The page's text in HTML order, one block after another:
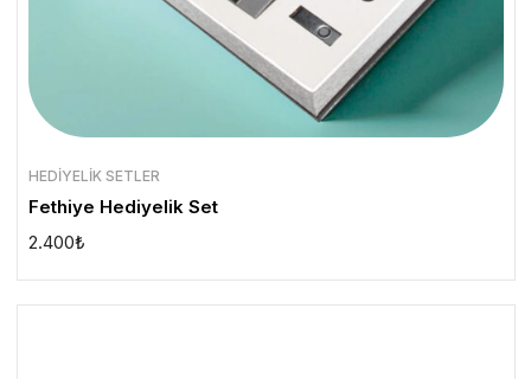
HEDIYELIK SETLER
Fethiye Hediyelik Set
2.400₺